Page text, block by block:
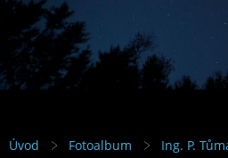
Úvod Fotoalbum
Ing. P.